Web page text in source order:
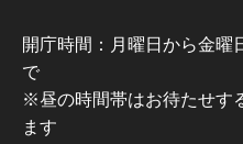
開庁時間：月曜日から金曜
で
※昼の時間帯はお待たせす
ます